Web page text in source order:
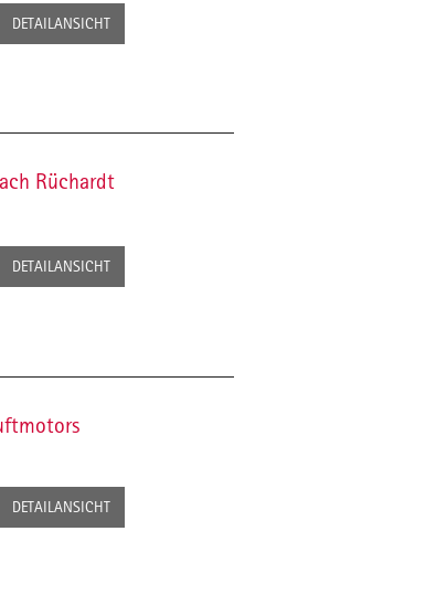
DETAILANSICHT
Rüchardt
DETAILANSICHT
DETAILANSICHT